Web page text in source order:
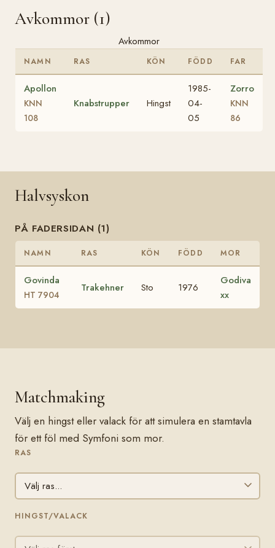
Avkommor (1)
Avkommor
NAMN RAS KÖN FÖDD FAR
Apollon
KNN
108
Knabstrupper Hingst
1985-
04-
05
Zorro
KNN
86
Halvsyskon
PÅ FADERSIDAN (1)
NAMN RAS KÖN FÖDD MOR
Govinda
HT 7904
Trakehner Sto 1976
Godiva
xx
Matchmaking
Välj en hingst eller valack för att simulera en stamtavla
för ett föl med Symfoni som mor.
RAS
HINGST/VALACK